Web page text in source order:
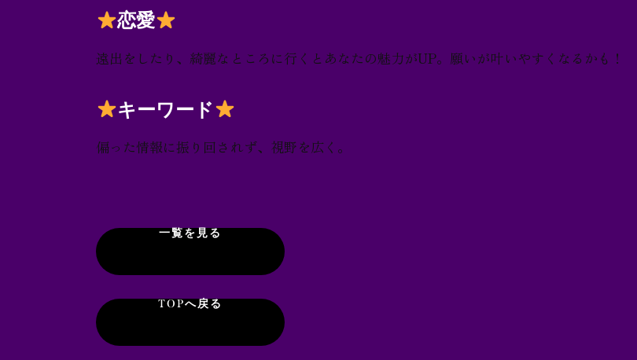
恋愛
遠出をしたり、綺麗なところに行くとあなたの魅力がUP。願いが叶いやすくなるかも！
キーワード
偏った情報に振り回されず、視野を広く。
一覧を見る
TOPへ戻る